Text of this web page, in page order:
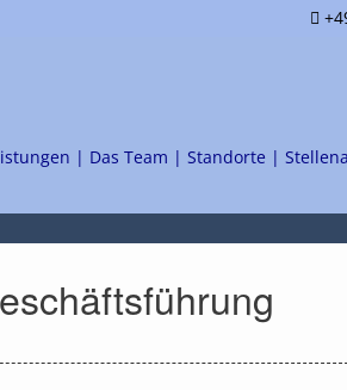
| Das Team | Standorte |